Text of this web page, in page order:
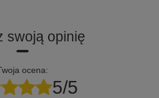
swoją opinię
ocena:
5/5